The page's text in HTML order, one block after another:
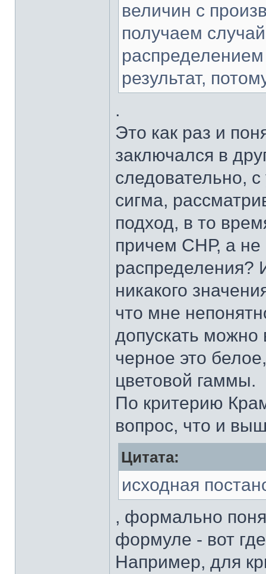
величин с
получаем
результат,
.
Это как раз и
заключался в
следовательно,
сигма,
подход, в то
причем СНР, а не
никакого
что мне
допускать можно
черное это
цветовой гаммы.
По критерию
вопрос, что и
Цитата:
исходная
, формально
формуле - вот
Например, для